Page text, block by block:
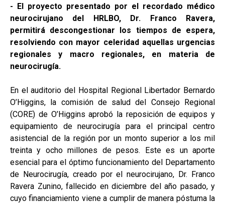
- El proyecto presentado por el recordado médico
neurocirujano del HRLBO, Dr. Franco Ravera,
permitirá descongestionar los tiempos de espera,
resolviendo con mayor celeridad aquellas urgencias
regionales y macro regionales, en materia de
neurocirugía.
En el auditorio del Hospital Regional Libertador Bernardo
O’Higgins, la comisión de salud del Consejo Regional
(CORE) de O’Higgins aprobó la reposición de equipos y
equipamiento de neurocirugía para el principal centro
asistencial de la región por un monto superior a los mil
treinta y ocho millones de pesos. Este es un aporte
esencial para el óptimo funcionamiento del Departamento
de Neurocirugía, creado por el neurocirujano, Dr. Franco
Ravera Zunino, fallecido en diciembre del año pasado, y
cuyo financiamiento viene a cumplir de manera póstuma la